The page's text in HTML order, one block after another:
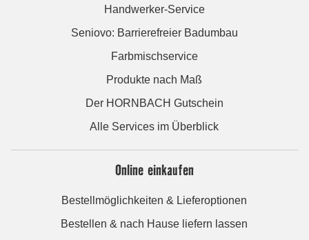
Handwerker-Service
Seniovo: Barrierefreier Badumbau
Farbmischservice
Produkte nach Maß
Der HORNBACH Gutschein
Alle Services im Überblick
Online einkaufen
Bestellmöglichkeiten & Lieferoptionen
Bestellen & nach Hause liefern lassen